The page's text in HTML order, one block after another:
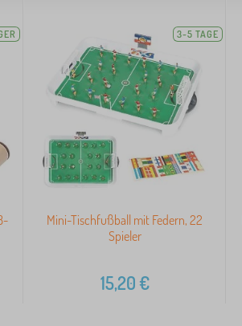
3-5 TAGE
Mini-Tischfußball mit Federn, 22
Spieler
15,20€